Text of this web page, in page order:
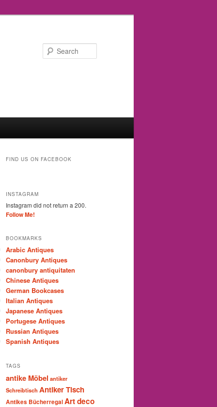
FIND US ON FACEBOOK
INSTAGRAM
Instagram did not return a 200.
Follow Me!
BOOKMARKS
Arabic Antiques
Canonbury Antiques
canonbury antiquitaten
Chinese Antiques
German Bookcases
Italian Antiques
Japanese Antiques
Portugese Antiques
Russian Antiques
Spanish Antiques
TAGS
antike Möbel antiker
Schreibtisch Antiker Tisch
Antikes BücherregalArt deco